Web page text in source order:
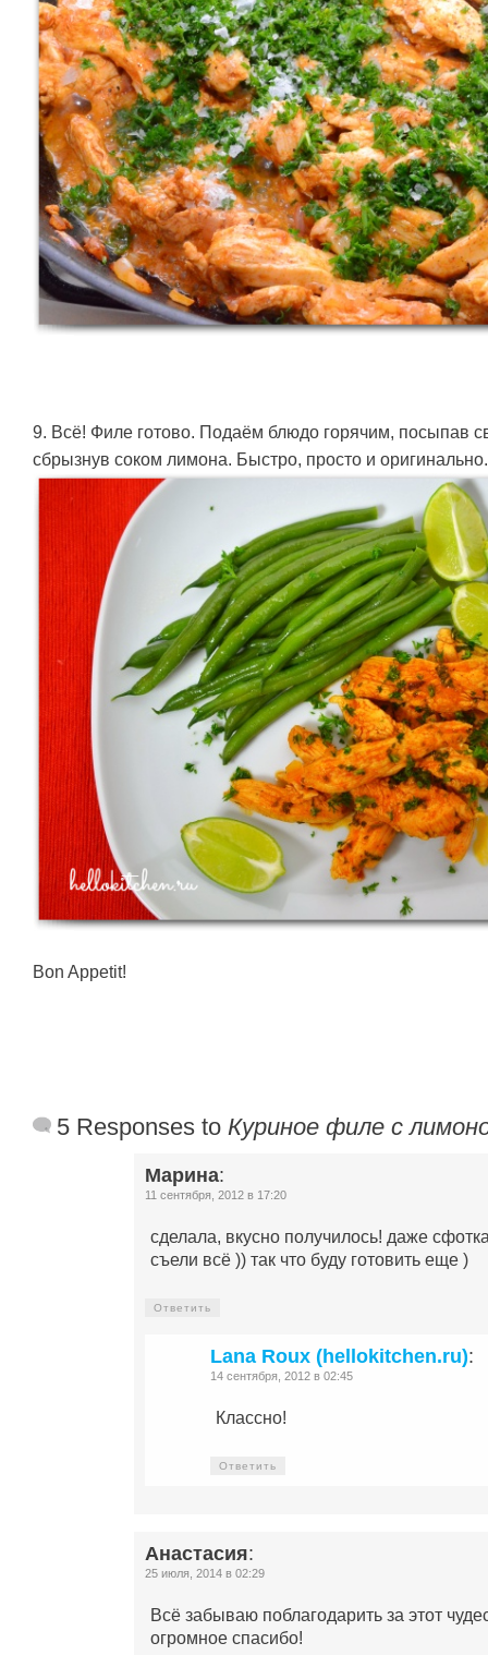
9. Всё! Филе готово. Подаём блюдо горячим, посыпав
сбрызнув соком лимона. Быстро, просто и
Bon Appetit!
5 Responses to Куриное филе с
Марина:
11 сентября, 2012 в 17:20
сделала, вкусно получилось! даже
съели всё )) так что буду готовить еще )
Ответить
Lana Roux (hellokitchen.ru):
14 сентября, 2012 в 02:45
Классно!
Ответить
Анастасия:
25 июля, 2014 в 02:29
Всё забываю поблагодарить за этот
огромное спасибо!